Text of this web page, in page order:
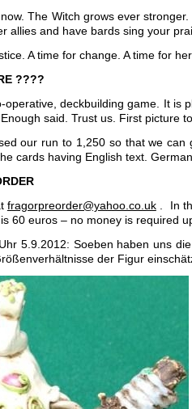
The Witch grows ever
allies and have bards sing your
A time for change. A time for
????
operative, deckbuilding game. It is
said. Trust us. First picture
our run to 1,250 so that we
cards having English text.
fragorpreorder@yahoo.co.uk. In
60 euros – no money is required
5.9.2012: Soeben haben uns
der Figur